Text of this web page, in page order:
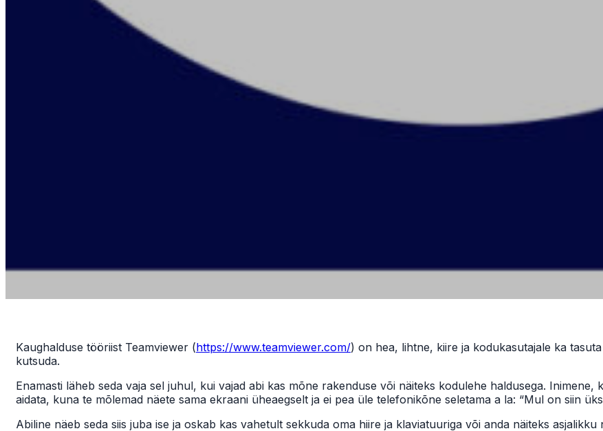
Kaughalduse tööriist Teamviewer (https://www.teamviewer.com/) on hea, lihtne, kiire ja kodukasutajale ka
kutsuda.
Enamasti läheb seda vaja sel juhul, kui vajad abi kas mõne rakenduse või näiteks kodulehe haldusega. Inimene,
aidata, kuna te mõlemad näete sama ekraani üheaegselt ja ei pea üle telefonikõne seletama a la: “Mul on siin
Abiline näeb seda siis juba ise ja oskab kas vahetult sekkuda oma hiire ja klaviatuuriga või anda näiteks